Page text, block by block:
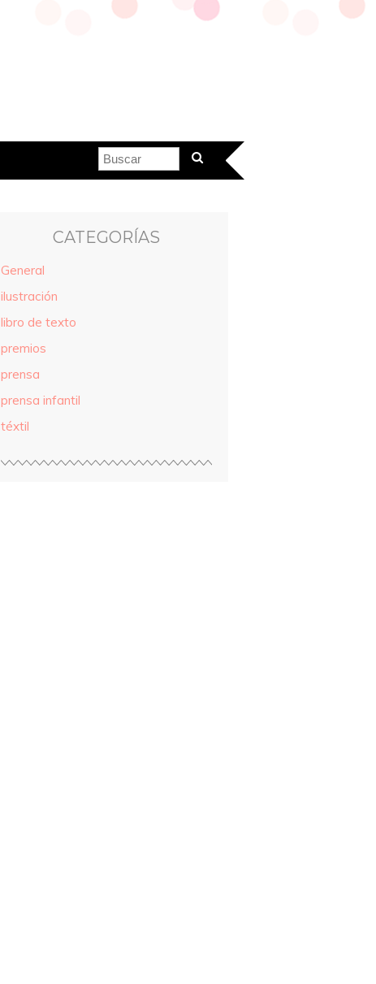
CATEGORÍAS
General
ilustración
libro de texto
premios
prensa
prensa infantil
téxtil